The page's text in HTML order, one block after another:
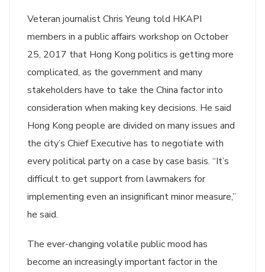
Veteran journalist Chris Yeung told HKAPI
members in a public affairs workshop on October
25, 2017 that Hong Kong politics is getting more
complicated, as the government and many
stakeholders have to take the China factor into
consideration when making key decisions. He said
Hong Kong people are divided on many issues and
the city’s Chief Executive has to negotiate with
every political party on a case by case basis. “It’s
difficult to get support from lawmakers for
implementing even an insignificant minor measure,”
he said.
The ever-changing volatile public mood has
become an increasingly important factor in the